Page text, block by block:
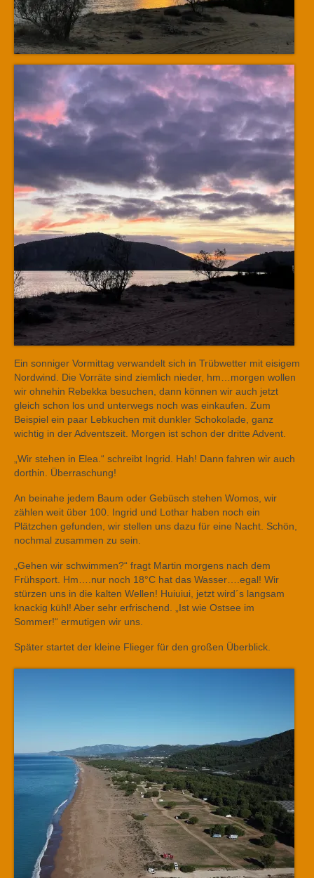
Ein sonniger Vormittag verwandelt sich in Trübwetter mit eisigem
Nordwind. Die Vorräte sind ziemlich nieder, hm…morgen wollen
wir ohnehin Rebekka besuchen, dann können wir auch jetzt
gleich schon los und unterwegs noch was einkaufen. Zum
Beispiel ein paar Lebkuchen mit dunkler Schokolade, ganz
wichtig in der Adventszeit. Morgen ist schon der dritte Advent.
„Wir stehen in Elea.“ schreibt Ingrid. Hah! Dann fahren wir auch
dorthin. Überraschung!
An beinahe jedem Baum oder Gebüsch stehen Womos, wir
zählen weit über 100. Ingrid und Lothar haben noch ein
Plätzchen gefunden, wir stellen uns dazu für eine Nacht. Schön,
nochmal zusammen zu sein.
„Gehen wir schwimmen?“ fragt Martin morgens nach dem
Frühsport. Hm….nur noch 18°C hat das Wasser….egal! Wir
stürzen uns in die kalten Wellen! Huiuiui, jetzt wird´s langsam
knackig kühl! Aber sehr erfrischend. „Ist wie Ostsee im
Sommer!“ ermutigen wir uns.
Später startet der kleine Flieger für den großen Überblick.